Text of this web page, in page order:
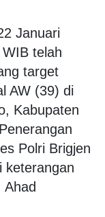
Januari
telah
target
AW (39) di
Kabupaten
Polri Brigjen
keterangan